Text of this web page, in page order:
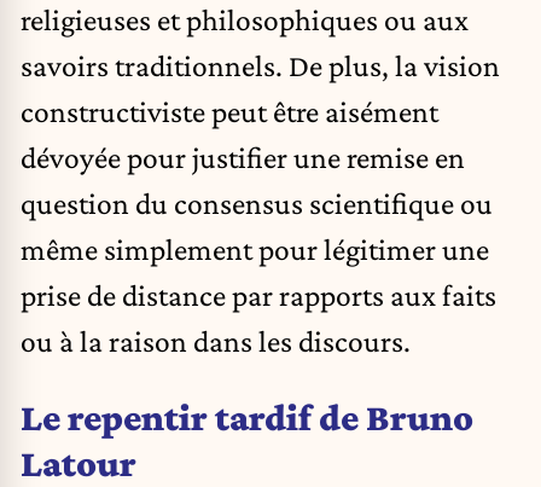
religieuses et philosophiques ou aux
savoirs traditionnels. De plus, la vision
constructiviste peut être aisément
dévoyée pour justifier une remise en
question du consensus scientifique ou
même simplement pour légitimer une
prise de distance par rapports aux faits
ou à la raison dans les discours.
Le repentir tardif de Bruno
Latour